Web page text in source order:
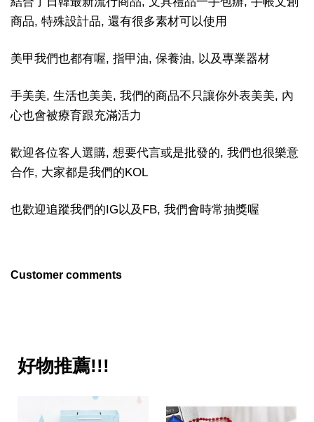
商品, 特殊設計品, 還有很多素材可以使用
美甲我們也都有喔, 指甲油, 保養油, 以及專業器材
手美美, 生活也美美, 我們的商品不只讓你外表美美, 內
心也會被療育跟充滿活力
歡迎各位客人選購, 想要代言或是批發的, 我們也很樂意
合作, 大家都是我們的KOL
也歡迎追蹤我們的IG以及FB, 我們會時常抽獎喔
Customer comments
好物推薦!!!